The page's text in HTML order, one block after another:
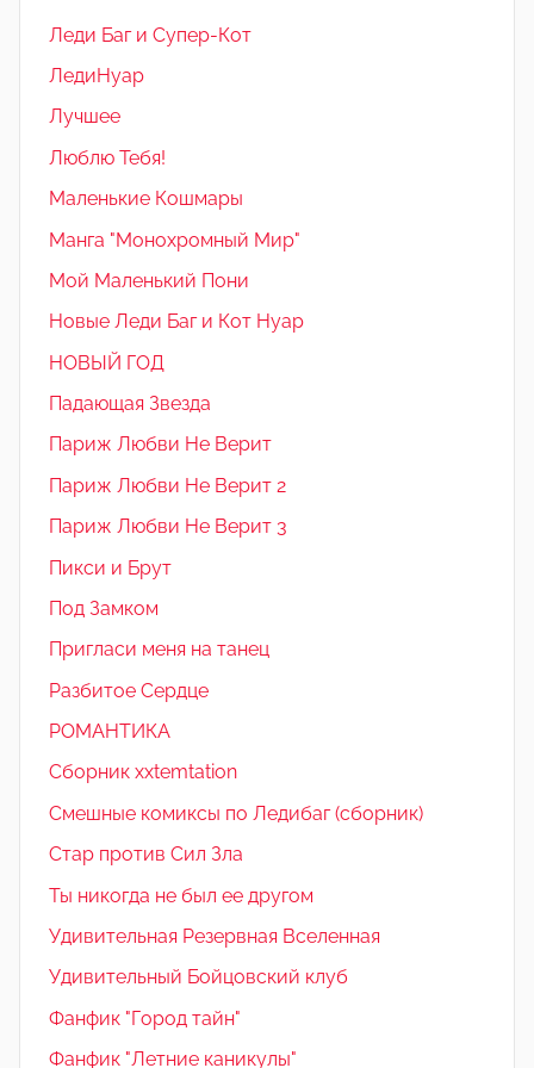
Леди Баг и Супер-Кот
ЛедиНуар
Лучшее
Люблю Тебя!
Маленькие Кошмары
Манга "Монохромный Мир"
Мой Маленький Пони
Новые Леди Баг и Кот Нуар
НОВЫЙ ГОД
Падающая Звезда
Париж Любви Не Верит
Париж Любви Не Верит 2
Париж Любви Не Верит 3
Пикси и Брут
Под Замком
Пригласи меня на танец
Разбитое Сердце
РОМАНТИКА
Сборник xxtemtation
Смешные комиксы по Ледибаг (сборник)
Стар против Сил Зла
Ты никогда не был ее другом
Удивительная Резервная Вселенная
Удивительный Бойцовский клуб
Фанфик "Город тайн"
Фанфик "Летние каникулы"